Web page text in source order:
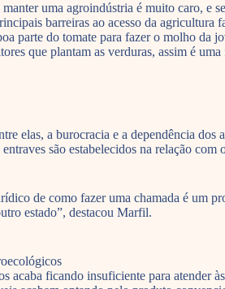
uma agroindústria é muito caro, e
barreiras ao acesso da
parte do tomate para fazer o molho da
que plantam as verduras, assim é
elas, a burocracia e a dependência dos
são estabelecidos na relação com
de como fazer uma chamada é um
estado”, destacou Marfil.
ficando insuficiente para atender